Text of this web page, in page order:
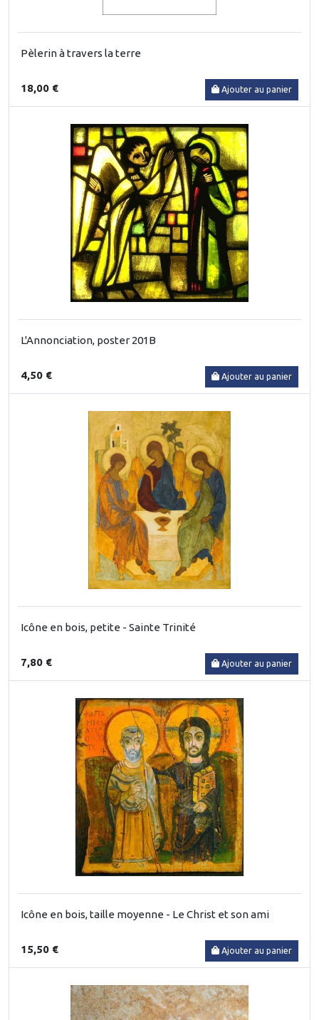
Pèlerin à travers la terre
18,00 € Ajouter au panier
L'Annonciation, poster 201B
4,50 € Ajouter au panier
Icône en bois, petite - Sainte Trinité
7,80 € Ajouter au panier
Icône en bois, taille moyenne - Le Christ et son ami
15,50 € Ajouter au panier